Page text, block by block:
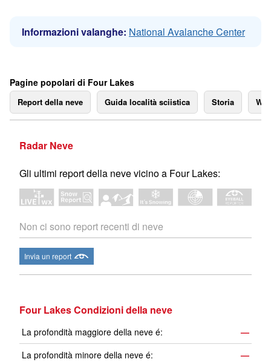
Informazioni valanghe: National Avalanche Center
Pagine popolari di Four Lakes
Report della neve Guida località sciistica Storia
Radar Neve
Gli ultimi report della neve vicino a Four Lakes:
Non ci sono report recenti di neve
Invia un report
Four Lakes Condizioni della neve
La profondità maggiore della neve é:
—
La profondità minore della neve é:
—